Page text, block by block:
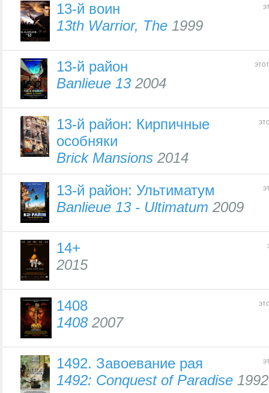
13-й вoин
13th Warrior, The 1999
13-й район
Banlieue 13 2004
13-й район: Кирпичные
особняки
Brick Mansions 2014
13-й район: Ультиматум
Banlieue 13 - Ultimatum 2009
14+
2015
1408
14082007
1492. Завоевание рая
1492: Conquest of Paradise 1992